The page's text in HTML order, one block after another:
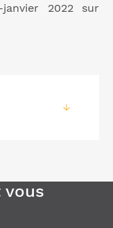
2022 sur
vous